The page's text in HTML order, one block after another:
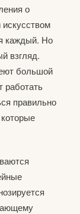
о
каждый. Но
взгляд.
большой
работать
правильно